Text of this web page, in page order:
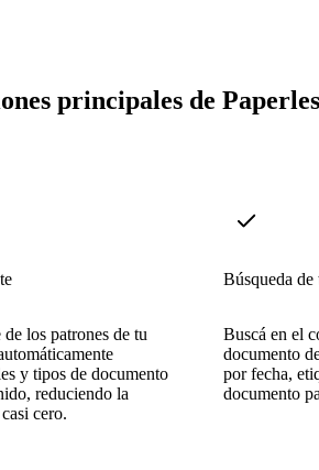
principales de
los patrones de tu
y tipos de documento
reduciendo la
cero.
Búsqueda
Buscá en el
documento
por fecha,
documento